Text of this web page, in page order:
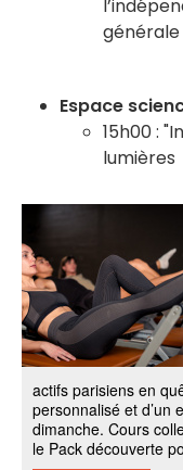
générale
Espace
15h00 :
lumières